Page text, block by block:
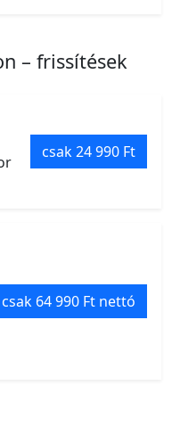
– frissítések
csak 24 990 Ft
csak 64 990 Ft nettó